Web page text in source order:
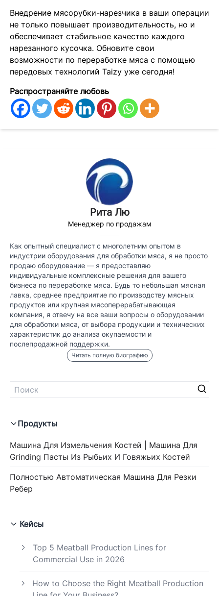
Рита Лю
Менеджер по продажам
Как опытный специалист с многолетним опытом в
индустрии оборудования для обработки мяса, я не просто
продаю оборудование — я предоставляю
индивидуальные комплексные решения для вашего
бизнеса по переработке мяса. Будь то небольшая мясная
лавка, среднее предприятие по производству мясных
продуктов или крупная мясоперерабатывающая
компания, я отвечу на все ваши вопросы о оборудовании
для обработки мяса, от выбора продукции и технических
характеристик до анализа окупаемости и
послепродажной поддержки.
Читать полную биографию
Продукты
Машина Для Измельчения Костей | Машина Для
Grinding Пасты Из Рыбьих И Говяжьих Костей
Полностью Автоматическая Машина Для Резки
Ребер
Кейсы
Top 5 Meatball Production Lines for
Commercial Use in 2026
How to Choose the Right Meatball Production
Внедрение мясорубки-нарезчика в ваши операции
не только повышает производительность, но и
обеспечивает стабильное качество каждого
нарезанного кусочка. Обновите свои
возможности по переработке мяса с помощью
передовых технологий Taizy уже сегодня!
Распространяйте любовь